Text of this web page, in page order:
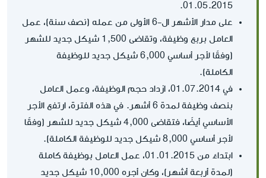
01.05.2015.
على مدار الأشهر ال-6 الأولى من عمله (نصف سنة)، عمل
العامل بربع وظيفة، وتقاضى 1,500 شيكل جديد للشهر
(وفقًا لأجر أساسي 6,000 شيكل جديد للوظيفة
الكاملة).
في 01.07.2014، ازداد حجم الوظيفة، وعمل العامل
بنصف وظيفة لمدة 6 أشهر. في هذه الفترة، ارتفع الأجر
الأساسي أيضًا، فتقاضى 4,000 شيكل جديد للشهر (وفقًا
لأجر أساسي 8,000 شيكل جديد للوظيفة الكاملة).
ابتداءً من 01.01.2015، عمل العامل بوظيفة كاملة
(لمدة أربعة أشهر)، وكان أجره 10,000 شيكل جديد